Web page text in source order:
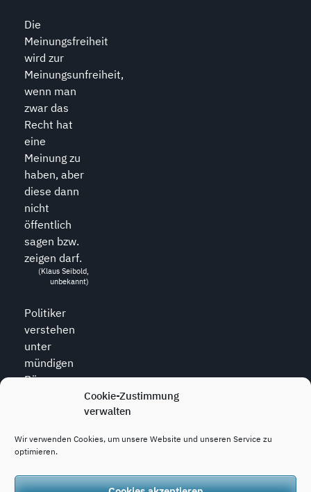
Cookie-Zustimmung
verwalten
Wir verwenden Cookies, um unsere Website und unseren Service zu
optimieren.
Die
Meinungsfreiheit
wird zur
Meinungsunfreiheit,
wenn man
zwar das
Recht hat
eine
Meinung zu
haben, aber
diese dann
nicht
öffentlich
sagen bzw.
zeigen darf.
(Klaus Seibold,
unbekannt)
Politiker
verstehen
unter
mündigen
Bürgern
halten.
dt. Journalist)